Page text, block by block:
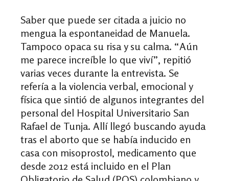
Saber que puede ser citada a juicio no
mengua la espontaneidad de Manuela.
Tampoco opaca su risa y su calma. “Aún
me parece increíble lo que viví”, repitió
varias veces durante la entrevista. Se
refería a la violencia verbal, emocional y
física que sintió de algunos integrantes del
personal del Hospital Universitario San
Rafael de Tunja. Allí llegó buscando ayuda
tras el aborto que se había inducido en
casa con misoprostol, medicamento que
desde 2012 está incluido en el Plan